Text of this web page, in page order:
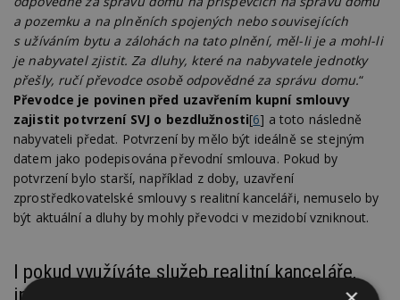
a pozemku a na plněních spojených nebo souvisejících
s užíváním bytu a zálohách na tato plnění, měl-li je a mohl-li
je nabyvatel zjistit. Za dluhy, které na nabyvatele jednotky
přešly, ručí převodce osobě odpovědné za správu domu.“
Převodce je povinen před uzavřením kupní smlouvy
zajistit potvrzení SVJ o bezdlužnosti[6] a toto následně
nabyvateli předat. Potvrzení by mělo být ideálně se stejným
datem jako podepisována převodní smlouva. Pokud by
potvrzení bylo starší, například z doby, uzavření
zprostředkovatelské smlouvy s realitní kanceláři, nemuselo by
být aktuální a dluhy by mohly převodci v mezidobí vzniknout.
I pokud využíváte služeb realitní kanceláře,
informace si ověřujte